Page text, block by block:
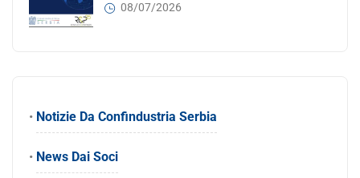
08/07/2026
• Notizie Da Confindustria Serbia
• News Dai Soci